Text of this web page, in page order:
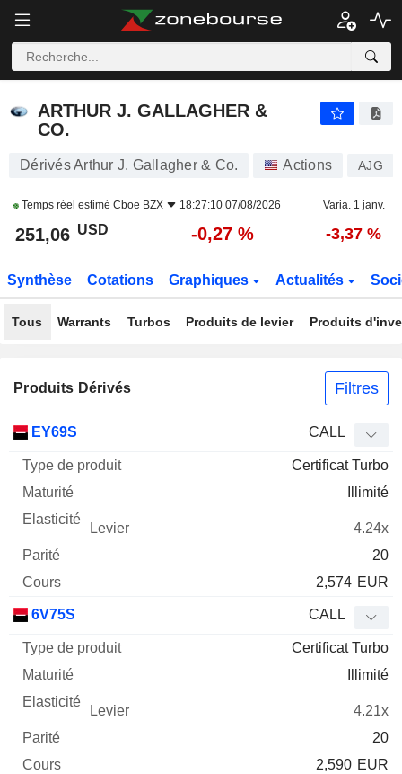
ARTHUR J. GALLAGHER &
CO.
Dérivés Arthur J. Gallagher & Co. Actions AJG
Temps réel estimé Cboe BZX 18:27:10 07/08/2026 Varia. 1 janv.
251,06 USD -0,27 % -3,37 %
Synthèse Cotations Graphiques Actualités
Tous Warrants Turbos Produits de levier Produits
Produits Dérivés Filtres
Mnemo Type produit
Levier Parité
EY69S CALL
Certificat Turbo
Illimité
4.24x
20
2,574 EUR
6V75S CALL
Certificat Turbo
Illimité
4.21x
20
2,590 EUR